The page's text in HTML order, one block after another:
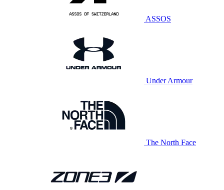
ASSOS
Under Armour
The North Face